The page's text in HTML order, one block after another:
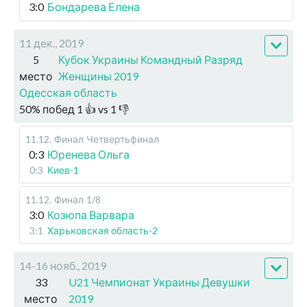
3:0 Бондарева Елена
11 дек., 2019
5
место
Кубок Украины Командный Разряд
Женщины 2019
Одесская область
50% побед 1 👍 vs 1 👎
11.12. Финал Четвертьфинал
0:3 Юренева Ольга
0:3 Киев-1
11.12. Финал 1/8
3:0 Козюпа Варвара
3:1 Харьковская область-2
14-16 нояб., 2019
33
место
U21 Чемпионат Украины Девушки
2019